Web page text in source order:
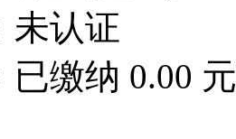
未认证
已缴纳 0.00 元